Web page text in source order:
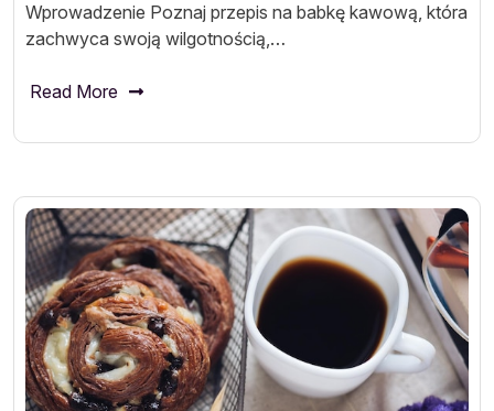
Wprowadzenie Poznaj przepis na babkę kawową, która
zachwyca swoją wilgotnością,…
Read More